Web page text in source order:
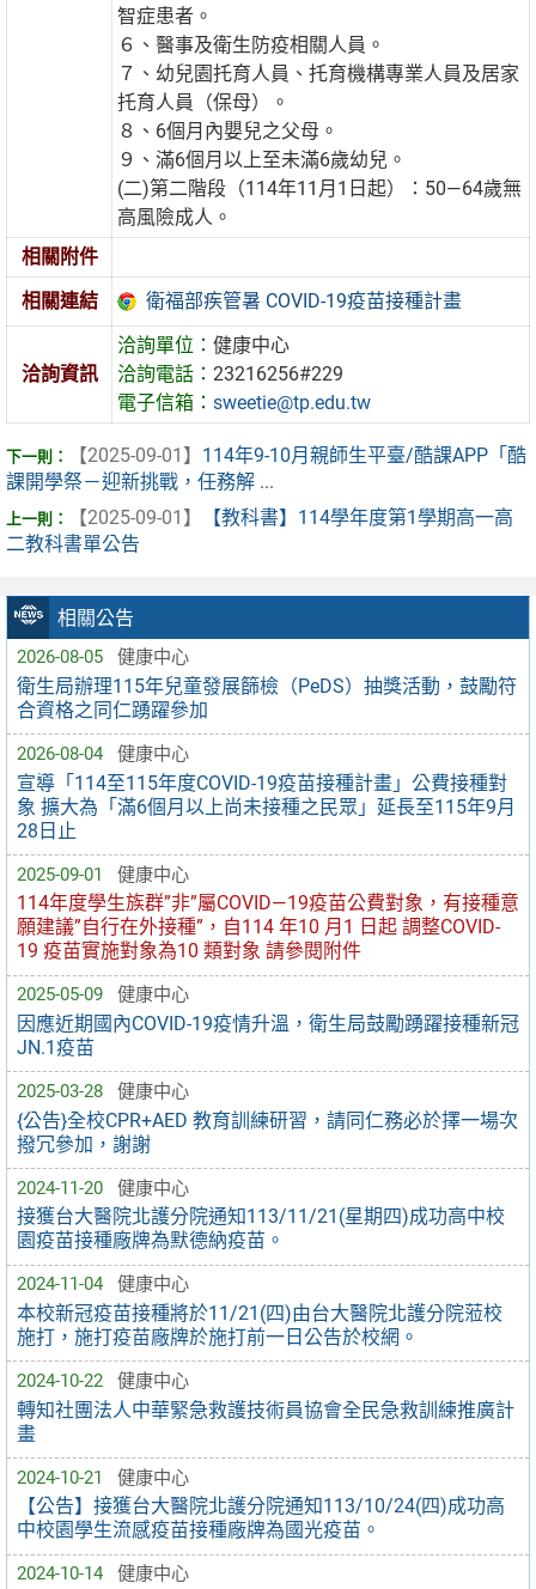
相關公告
2026-08-05 健康中心
衛生局辦理115年兒童發展篩檢（PeDS）抽獎活動，鼓勵符
合資格之同仁踴躍參加
2026-08-04 健康中心
宣導「114至115年度COVID-19疫苗接種計畫」公費接種對
象 擴大為「滿6個月以上尚未接種之民眾」延長至115年9月
28日止
2025-09-01 健康中心
114年度學生族群”非”屬COVID—19疫苗公費對象，有接種意
願建議”自行在外接種”，自114 年10 月1 日起 調整COVID-
19 疫苗實施對象為10 類對象 請參閱附件
2025-05-09 健康中心
因應近期國內COVID-19疫情升溫，衛生局鼓勵踴躍接種新冠
JN.1疫苗
2025-03-28 健康中心
{公告}全校CPR+AED 教育訓練研習，請同仁務必於擇一場次
撥冗參加，謝謝
2024-11-20 健康中心
接獲台大醫院北護分院通知113/11/21(星期四)成功高中校
園疫苗接種廠牌為默德納疫苗。
2024-11-04 健康中心
本校新冠疫苗接種將於11/21(四)由台大醫院北護分院蒞校
施打，施打疫苗廠牌於施打前一日公告於校網。
2024-10-22 健康中心
轉知社團法人中華緊急救護技術員協會全民急救訓練推廣計
畫
2024-10-21 健康中心
【公告】接獲台大醫院北護分院通知113/10/24(四)成功高
中校園學生流感疫苗接種廠牌為國光疫苗。
2024-10-14 健康中心
智症患者。
６、醫事及衛生防疫相關人員。
７、幼兒園托育人員、托育機構專業人員及居家
托育人員（保母）。
８、6個月內嬰兒之父母。
９、滿6個月以上至未滿6歲幼兒。
(二)第二階段（114年11月1日起）：50—64歲無
高風險成人。
相關附件
相關連結
衛福部疾管暑 COVID-19疫苗接種計畫
洽詢資訊
洽詢單位：健康中心
洽詢電話：23216256#229
電子信箱：sweetie@tp.edu.tw
【2025-09-01】 114年9-10月親師生平臺/酷課APP「酷
課開學祭－迎新挑戰，任務解 ...
【2025-09-01】
【教科書】114學年度第1學期高一高
二教科書單公告